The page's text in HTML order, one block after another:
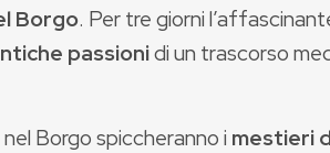
Borgo. Per tre giorni
passionidi un trascorso
Borgo spiccheranno i mestieri